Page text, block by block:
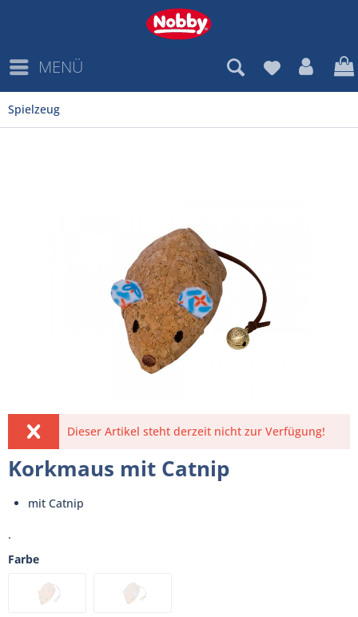
MENÜ
Spielzeug
Dieser Artikel steht derzeit nicht zur Verfügung!
Korkmaus mit Catnip
mit Catnip
.
Farbe